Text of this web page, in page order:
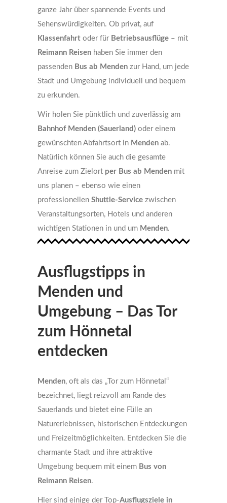
ganze Jahr über spannende Events und
Sehenswürdigkeiten. Ob privat, auf
Klassenfahrt oder für Betriebsausflüge – mit
Reimann Reisen haben Sie immer den
passenden Bus ab Menden zur Hand, um jede
Stadt und Umgebung individuell und bequem
zu erkunden.
Wir holen Sie pünktlich und zuverlässig am
Bahnhof Menden (Sauerland) oder einem
gewünschten Abfahrtsort in Menden ab.
Natürlich können Sie auch die gesamte
Anreise zum Zielort per Bus ab Menden mit
uns planen – ebenso wie einen
professionellen Shuttle-Service zwischen
Veranstaltungsorten, Hotels und anderen
wichtigen Stationen in und um Menden.
Ausflugstipps in
Menden und
Umgebung – Das Tor
zum Hönnetal
entdecken
Menden, oft als das „Tor zum Hönnetal“
bezeichnet, liegt reizvoll am Rande des
Sauerlands und bietet eine Fülle an
Naturerlebnissen, historischen Entdeckungen
und Freizeitmöglichkeiten. Entdecken Sie die
charmante Stadt und ihre attraktive
Umgebung bequem mit einem Bus von
Reimann Reisen.
Hier sind einige der Top-Ausflugsziele in